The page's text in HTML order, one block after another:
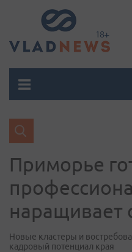
Приморье
наращивает
Новые кластеры и
кадровый потенциал края